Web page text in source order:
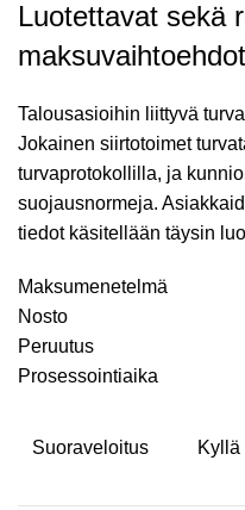
Luotettavat sekä
maksuvaihtoehdot
Talousasioihin liittyvä
Jokainen siirtotoimet
turvaprotokollilla, ja
suojausnormeja.
tiedot käsitellään täysin
Maksumenetelmä
Nosto
Peruutus
Prosessointiaika
Suoraveloitus Kyllä